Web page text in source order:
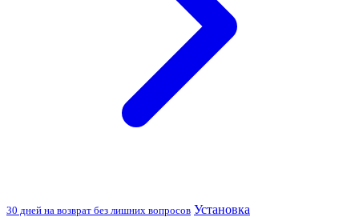
30 дней на возврат без лишних вопросов Установка